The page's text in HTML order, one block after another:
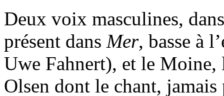
Deux voix masculines,
présent dans Mer, basse à
Uwe Fahnert), et le Moine,
Olsen dont le chant,